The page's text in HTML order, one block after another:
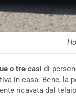
o tre casi di
in casa. Bene,
ricavata dal